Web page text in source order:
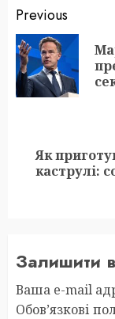
Post
Previous
Next
Як
каструлі:
Залишити
Ваша e-mail
Обов’язкові